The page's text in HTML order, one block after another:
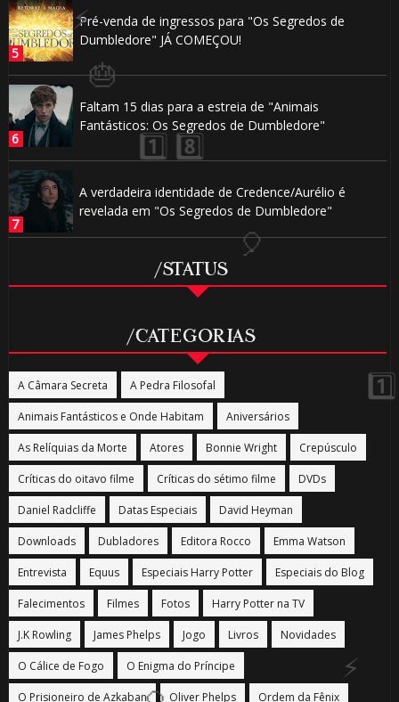
Pré-venda de ingressos para "Os Segredos de
Dumbledore" JÁ COMEÇOU!
Faltam 15 dias para a estreia de "Animais
Fantásticos: Os Segredos de Dumbledore"
A verdadeira identidade de Credence/Aurélio é
revelada em "Os Segredos de Dumbledore"
/STATUS
/CATEGORIAS
A Câmara Secreta A Pedra Filosofal
Animais Fantásticos e Onde Habitam Aniversários
As Relíquias da Morte Atores Bonnie Wright Crepúsculo
Críticas do oitavo filme Críticas do sétimo filme DVDs
Daniel Radcliffe Datas Especiais David Heyman
Downloads Dubladores Editora Rocco Emma Watson
Entrevista Equus Especiais Harry Potter Especiais do Blog
Falecimentos Filmes Fotos Harry Potter na TV
J.K Rowling James Phelps Jogo Livros Novidades
O Cálice de Fogo O Enigma do Príncipe
O Prisioneiro de Azkaban Oliver Phelps Ordem da Fênix
🎈
⚡
⚡
⚡